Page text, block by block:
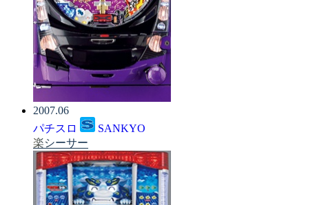
2007.06
パチスロ
SANKYO
楽シーサー